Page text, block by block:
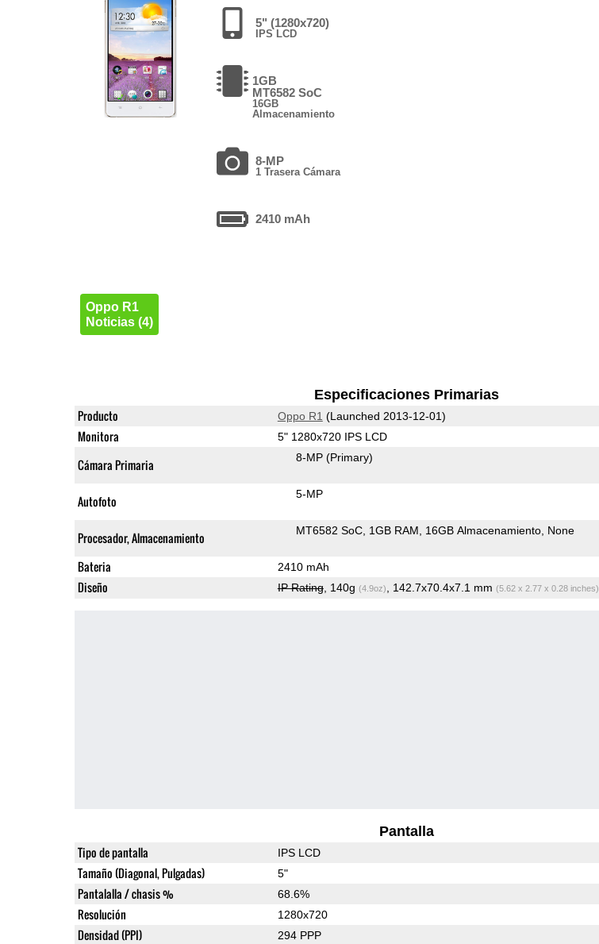
5" (1280x720)
IPS LCD
1GB
MT6582 SoC
16GB
Almacenamiento
8-MP
1 Trasera Cámara
2410 mAh
Oppo R1
Noticias (4)
Especificaciones Primarias
Producto Oppo R1 (Launched 2013-12-01)
Monitora 5" 1280x720 IPS LCD
Cámara Primaria 8-MP (Primary)
Autofoto 5-MP
Procesador, Almacenamiento MT6582 SoC 1GB RAM 16GB Almacenamiento None
Bateria 2410 mAh
Diseño IP Rating, 140g (4.9oz) , 142.7x70.4x7.1 mm (5.62 x 2.77 x 0.28 inches)
Pantalla
Tipo de pantalla IPS LCD
Tamaño (Diagonal, Pulgadas) 5"
Pantalalla / chasis % 68.6%
Resolución 1280x720
Densidad (PPI) 294 PPP